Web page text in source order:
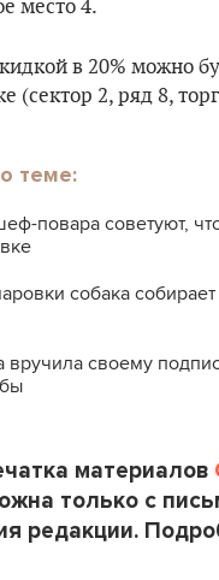
место 4.
в 20% можно
(сектор 2, ряд 8,
теме:
повара советуют,
собака
вручила своему
материалов
только с
редакции.